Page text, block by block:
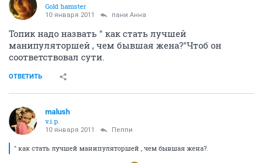
Gold hamster
10 января 2011 пани Анна
Топик надо назвать " как стать лучшей
манипуляторшей , чем бывшая жена?"Чтоб он
соответствовал сути.
ОТВЕТИТЬ
malush
v.i.p.
10 января 2011 Пеппи
" как стать лучшей манипуляторшей , чем бывшая жена?.